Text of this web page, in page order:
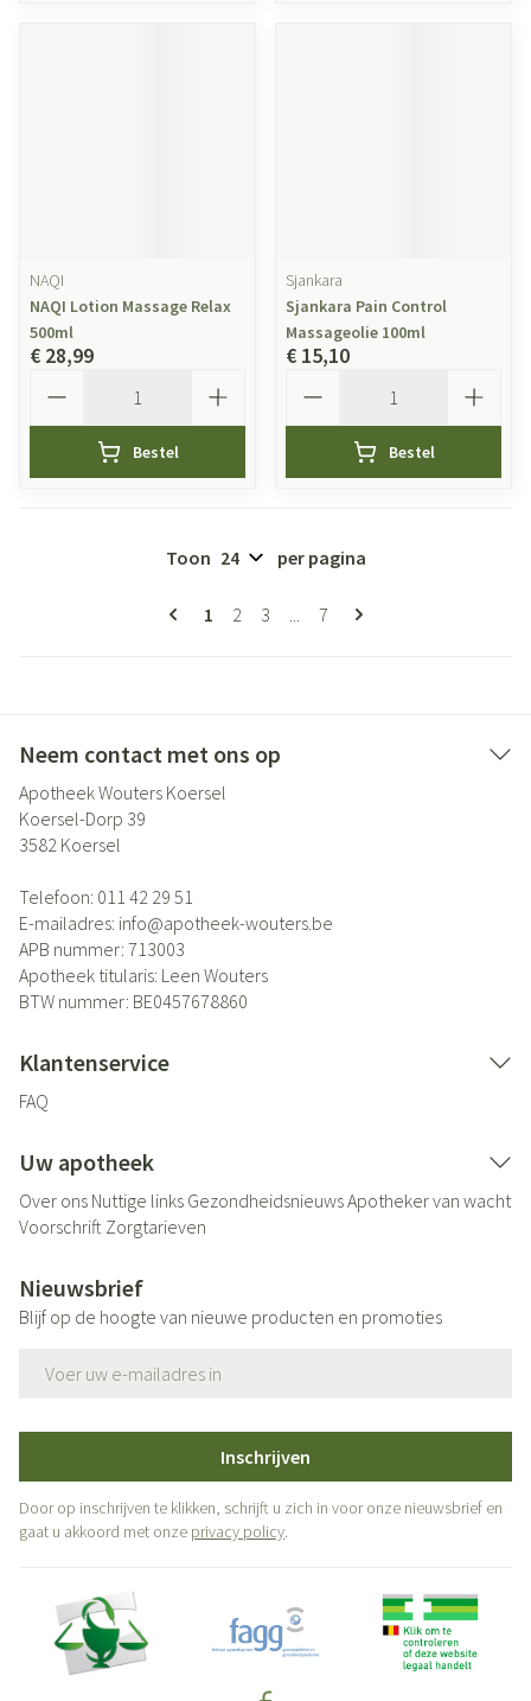
NAQI
NAQI Lotion Massage Relax
500ml
€ 28,99
Bestel
Sjankara
Sjankara Pain Control
Massageolie 100ml
€ 15,10
Bestel
Pagina's
U lees momenteel pagina
1 Pagina
2 Pagina
3 ... Pagina
7
Toon per pagina
Neem contact met ons op
Apotheek Wouters Koersel
Koersel-Dorp 39
3582 Koersel
Telefoon: 011 42 29 51
E-mailadres: info@apotheek-wouters.be
APB nummer: 713003
Apotheek titularis: Leen Wouters
BTW nummer: BE0457678860
Klantenservice
FAQ
Uw apotheek
Over ons Nuttige links GezondheidsnieuwsApotheker van wacht
Voorschrift Zorgtarieven
Nieuwsbrief
Blijf op de hoogte van nieuwe producten en promoties
Inschrijven
Door op inschrijven te klikken, schrijft u zich in voor onze nieuwsbrief en
gaat u akkoord met onze privacy policy.